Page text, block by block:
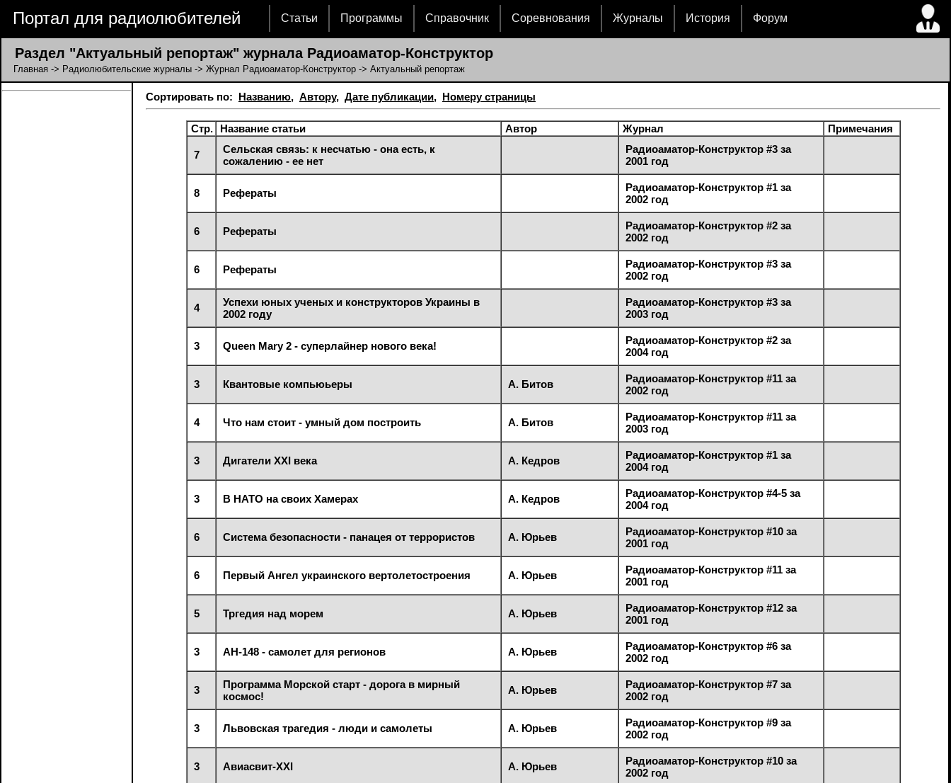
Портал для радиолюбителей Статьи Программы Справочник Соревнования Журналы История Форум
Раздел "Актуальный репортаж" журнала Радиоаматор-Конструктор
Главная -> Радиолюбительские журналы -> Журнал Радиоаматор-Конструктор -> Актуальный репортаж
Сортировать по: Названию, Автору, Дате публикации, Номеру страницы
Стр. Название статьи Автор Журнал Примечания
7
Сельская связь: к несчатью - она есть, к
сожалению - ее нет
Радиоаматор-Конструктор #3 за
2001 год
8 Рефераты
Радиоаматор-Конструктор #1 за
2002 год
6 Рефераты
Радиоаматор-Конструктор #2 за
2002 год
6 Рефераты
Радиоаматор-Конструктор #3 за
2002 год
4
Успехи юных ученых и конструкторов Украины в
2002 году
Радиоаматор-Конструктор #3 за
2003 год
3 Queen Mary 2 - суперлайнер нового века!
Радиоаматор-Конструктор #2 за
2004 год
3 Квантовые компьюьеры А. Битов
Радиоаматор-Конструктор #11 за
2002 год
4 Что нам стоит - умный дом построить А. Битов
Радиоаматор-Конструктор #11 за
2003 год
3 Дигатели XXI века А. Кедров
Радиоаматор-Конструктор #1 за
2004 год
3 В НАТО на своих Хамерах А. Кедров
Радиоаматор-Конструктор #4-5 за
2004 год
6 Система безопасности - панацея от террористов А. Юрьев
Радиоаматор-Конструктор #10 за
2001 год
6 Первый Ангел украинского вертолетостроения А. Юрьев
Радиоаматор-Конструктор #11 за
2001 год
5 Тргедия над морем А. Юрьев
Радиоаматор-Конструктор #12 за
2001 год
3 АН-148 - самолет для регионов А. Юрьев
Радиоаматор-Конструктор #6 за
2002 год
3
Программа Морской старт - дорога в мирный
космос!
А. Юрьев
Радиоаматор-Конструктор #7 за
2002 год
3 Львовская трагедия - люди и самолеты А. Юрьев
Радиоаматор-Конструктор #9 за
2002 год
3 Авиасвит-XXI А. Юрьев
Радиоаматор-Конструктор #10 за
2002 год